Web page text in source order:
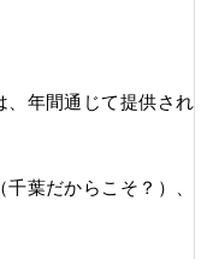
、年間通じて提供され
葉だからこそ？）、